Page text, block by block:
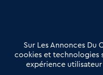
Offres Pro
Actualités
Qui sommes nous ?
Derniers articles
Sur Les Annonces Du
cookies et technologies
expérience